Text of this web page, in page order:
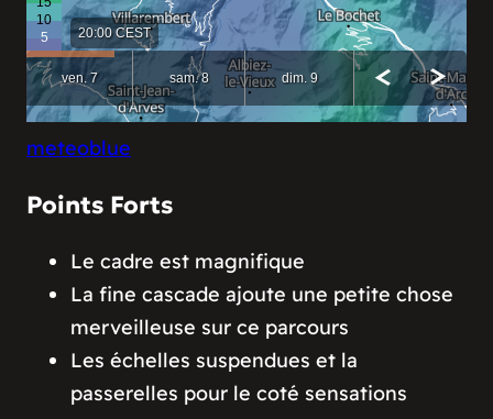
meteoblue
Points Forts
Le cadre est magnifique
La fine cascade ajoute une petite chose
merveilleuse sur ce parcours
Les échelles suspendues et la
passerelles pour le coté sensations